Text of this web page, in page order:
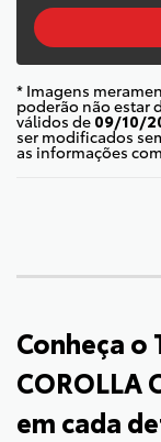
* Imagens
poderão não estar
válidos de 09/10/
ser modificados
as informações
Conheça o
COROLLA
em cada